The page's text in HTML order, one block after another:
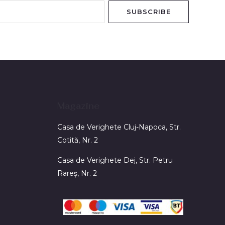
SUBSCRIBE
Casa de Verighete Cluj-Napoca, Str.
Cotită, Nr. 2
Casa de Verighete Dej, Str. Petru
Rareș, Nr. 2